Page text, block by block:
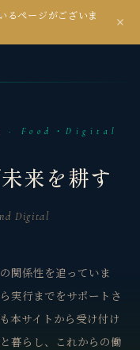
るページがございま
Food・Digital
来を耕す
Digital
関係性を追っていま
実行までをサポートさ
本サイトから受け付け
暮らし、これからの働